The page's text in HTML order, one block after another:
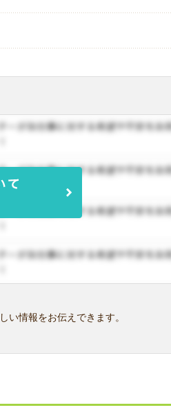
い情報をお伝えできます。